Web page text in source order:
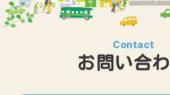
Contact
お問い合